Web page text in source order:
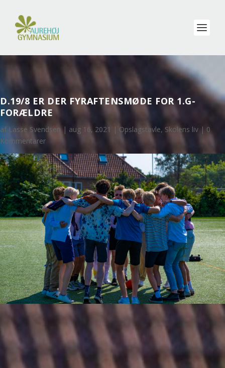
D.19/8 ER DER FYRAFTENSMØDE FOR 1.G-
FORÆLDRE
af Lasse Svendsen| aug 16, 2021 | Opslagstavle, Skolens liv | 0
Kommentarer